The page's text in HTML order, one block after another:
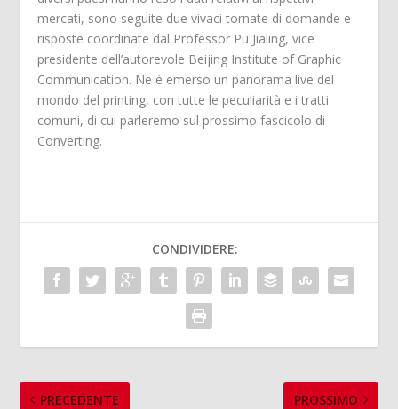
mercati, sono seguite due vivaci tornate di domande e
risposte coordinate dal Professor Pu Jialing, vice
presidente dell’autorevole Beijing Institute of Graphic
Communication. Ne è emerso un panorama live del
mondo del printing, con tutte le peculiarità e i tratti
comuni, di cui parleremo sul prossimo fascicolo di
Converting.
CONDIVIDERE:
PRECEDENTE PROSSIMO